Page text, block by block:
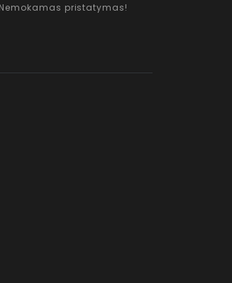
Nemokamas pristatymas!